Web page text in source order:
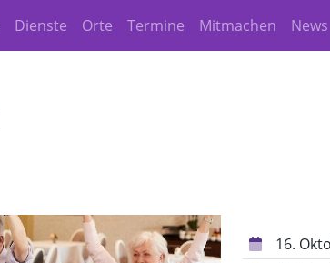
Dienste Orte Termine Mitmachen News
16.